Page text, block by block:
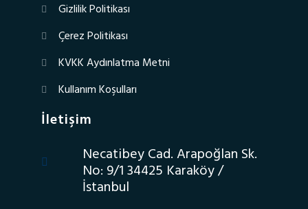
Gizlilik Politikası
Çerez Politikası
KVKK Aydınlatma Metni
Kullanım Koşulları
İletişim
Necatibey Cad. Arapoğlan Sk.
No: 9/1 34425 Karaköy /
İstanbul